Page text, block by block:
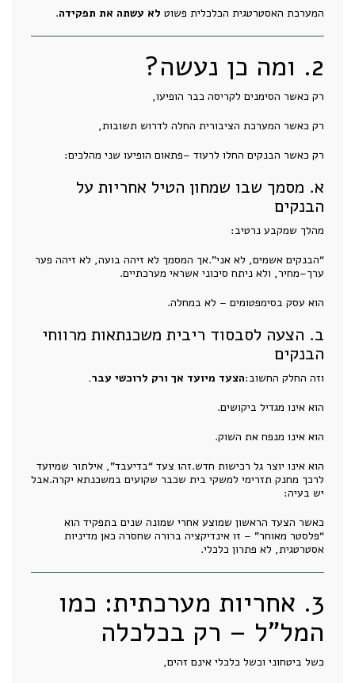
המערכת האסטרטגית הכלכלית פשוט לא עשתה את תפקידה.
2. ומה כן נעשה?
רק כאשר הסימנים לקריסה כבר הופיעו,
רק כאשר המערכת הציבורית החלה לדרוש תשובות,
רק כאשר הבנקים החלו לרעוד –פתאום הופיעו שני מהלכים:
א. מסמך שבו שמחון הטיל אחריות על
הבנקים
מהלך שמקבע נרטיב:
“הבנקים אשמים, לא אני”.אך המסמך לא זיהה בועה, לא זיהה פער
ערך–מחיר, ולא ניתח סיכוני אשראי מערכתיים.
הוא עסק בסימפטומים – לא במחלה.
ב. הצעה לסבסוד ריבית משכנתאות מרווחי
הבנקים
וזה החלק החשוב:הצעד מיועד אך ורק לרוכשי עבר.
הוא אינו מגדיל ביקושים.
הוא אינו מנפח את השוק.
הוא אינו יוצר גל רכישות חדש.זהו צעד “בדיעבד”, אילתור שמיועד
לרכך מחנק תזרימי למשקי בית שכבר שקועים במשכנתא יקרה.אבל
יש בעיה:
כאשר הצעד הראשון שמוצע אחרי שמונה שנים בתפקיד הוא
“פלסטר מאוחר” – זו אינדיקציה ברורה שחסרה כאן מדיניות
אסטרטגית, לא פתרון כלכלי.
3. אחריות מערכתית: כמו
המל"ל – רק בכלכלה
כשל ביטחוני וכשל כלכלי אינם זהים,